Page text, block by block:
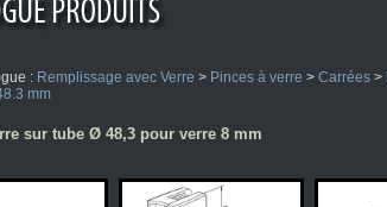
: Remplissage avec Verre > Pinces à verre > Carrées >
mm
sur tube Ø 48,3 pour verre 8 mm